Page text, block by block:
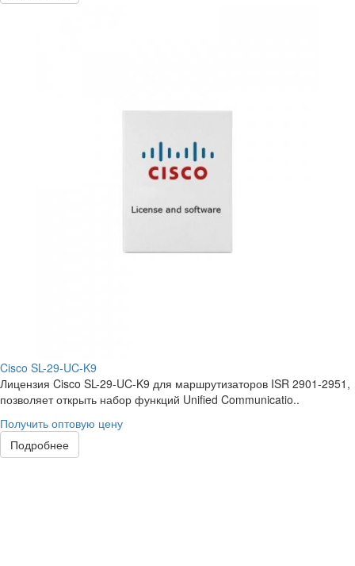
Cisco SL-29-UC-K9
Лицензия Cisco SL-29-UC-K9 для маршрутизаторов ISR 2901-2951,
позволяет открыть набор функций Unified Communicatio..
Получить оптовую цену
Подробнее